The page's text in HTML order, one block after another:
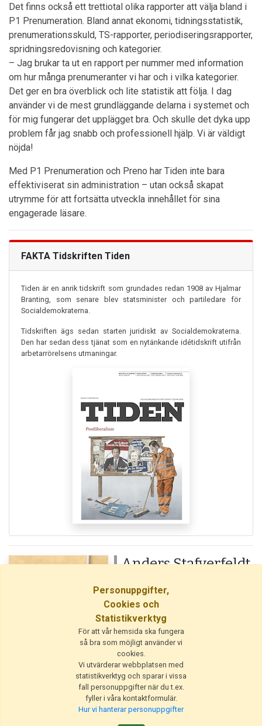
Det finns också ett trettiotal olika rapporter att välja bland i
P1 Prenumeration. Bland annat ekonomi, tidningsstatistik,
prenumerationsskuld, TS-rapporter, periodiseringsrapporter,
spridningsredovisning och kategorier.
– Jag brukar ta ut en rapport per nummer med information
om hur många prenumeranter vi har och i vilka kategorier.
Det ger en bra överblick och lite statistik att följa. I dag
använder vi de mest grundläggande delarna i systemet och
för mig fungerar det upplägget bra. Och skulle det dyka upp
problem får jag snabb och professionell hjälp. Vi är väldigt
nöjda!
Med P1 Prenumeration och Preno har Tiden inte bara
effektiviserat sin administration – utan också skapat
utrymme för att fortsätta utveckla innehållet för sina
engagerade läsare.
FAKTA Tidskriften Tiden
Tiden är en anrik tidskrift som grundades redan 1908 av Hjalmar
Branting, som senare blev statsminister och partiledare för
Socialdemokraterna.
Tidskriften ägs sedan starten juridiskt av Socialdemokraterna.
Den har sedan dess tjänat som en nytänkande idétidskrift utifrån
arbetarrörelsens utmaningar.
Anders Stafverfeldt
08-545 870 60
salj@positionett.se
Personuppgifter,
Cookies och
Statistikverktyg
För att vår hemsida ska fungera
så bra som möjligt använder vi
cookies.
Vi utvärderar webbplatsen med
statistikverktyg och sparar i vissa
fall personuppgifter när du t.ex.
fyller i våra kontaktformulär.
Hur vi hanterar personuppgifter